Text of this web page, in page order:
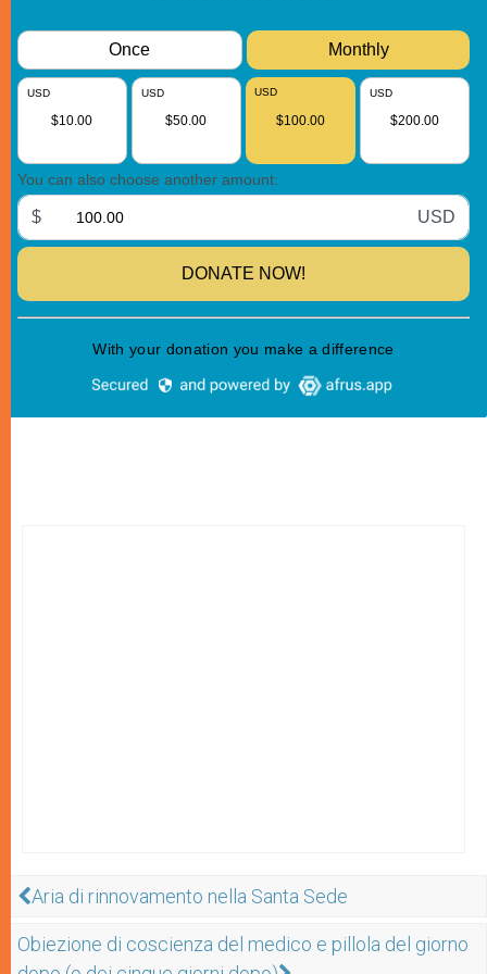
Aria di rinnovamento nella Santa Sede
Obiezione di coscienza del medico e pillola del giorno